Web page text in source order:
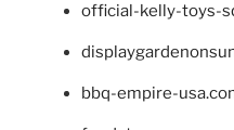
official-kelly-toys-
bbq-empire-